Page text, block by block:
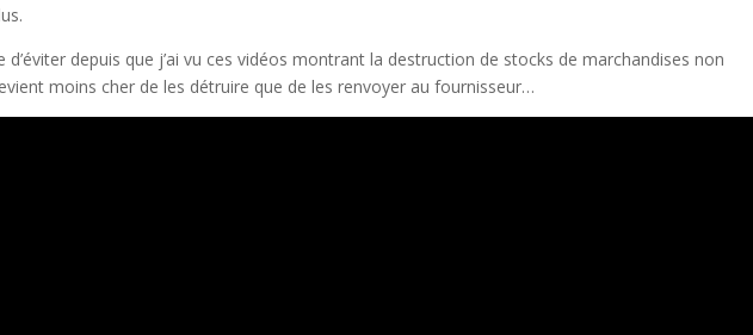
d’éviter depuis que j’ai vu ces vidéos montrant la destruction de stocks de marchandises non
moins cher de les détruire que de les renvoyer au fournisseur…